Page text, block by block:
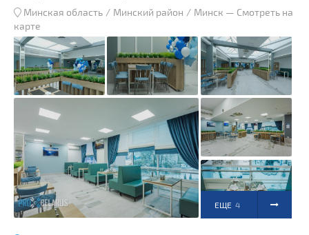
Минская область Минский район Минск — Смотреть на
карте
ЕЩЕ 4